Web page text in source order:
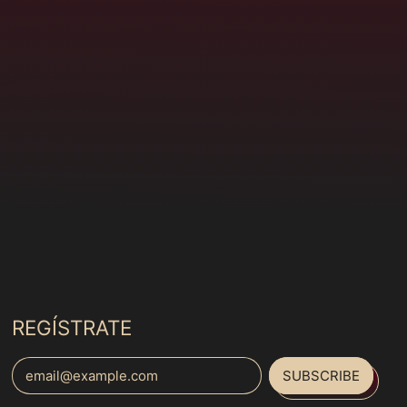
REGÍSTRATE
Email Address SUBSCRIBE
Curaçao (MXN $)